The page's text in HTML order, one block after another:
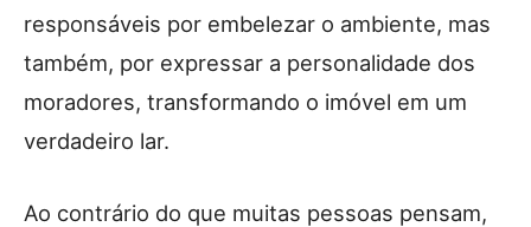
responsáveis por embelezar o ambiente, mas
também, por expressar a personalidade dos
moradores, transformando o imóvel em um
verdadeiro lar.
Ao contrário do que muitas pessoas pensam,